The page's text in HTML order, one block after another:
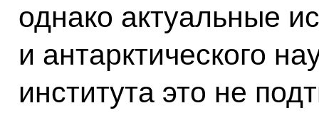
однако актуальные
и антарктического
института это не